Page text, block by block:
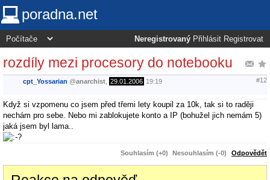
poradna.net
Neregistrovaný Přihlásit Registrovat
rozdíly mezi procesory do notebooku
cpt_Yossarian @anarchist 29.01.2006 19:19 #12
Když si vzpomenu co jsem před třemi lety koupil za 10k, tak si to raději
nechám pro sebe. Nebo mi zablokujete konto a IP (bohužel jich nemám 5)
jaká jsem byl lama..
Souhlasím (+0) Nesouhlasím (-0) Odpovědět